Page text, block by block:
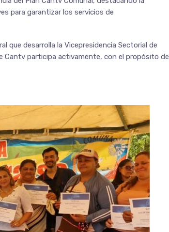
para garantizar los servicios de
que desarrolla la Vicepresidencia Sectorial de
Cantv participa activamente, con el propósito de